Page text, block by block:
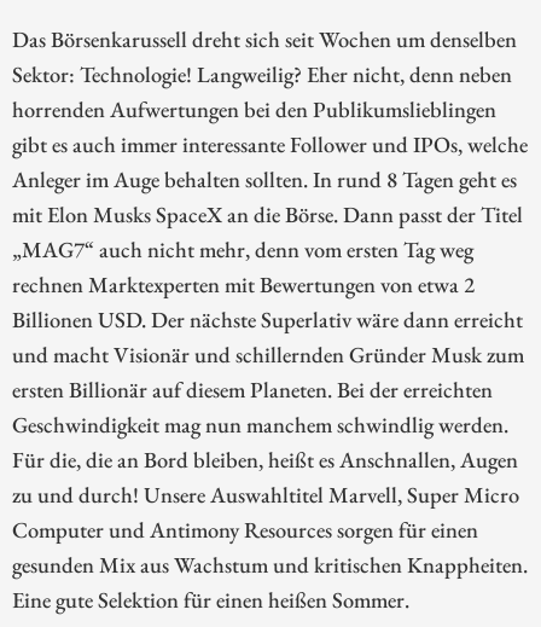
Das Börsenkarussell dreht sich seit Wochen um denselben
Sektor: Technologie! Langweilig? Eher nicht, denn neben
horrenden Aufwertungen bei den Publikumslieblingen
gibt es auch immer interessante Follower und IPOs, welche
Anleger im Auge behalten sollten. In rund 8 Tagen geht es
mit Elon Musks SpaceX an die Börse. Dann passt der Titel
„MAG7“ auch nicht mehr, denn vom ersten Tag weg
rechnen Marktexperten mit Bewertungen von etwa 2
Billionen USD. Der nächste Superlativ wäre dann erreicht
und macht Visionär und schillernden Gründer Musk zum
ersten Billionär auf diesem Planeten. Bei der erreichten
Geschwindigkeit mag nun manchem schwindlig werden.
Für die, die an Bord bleiben, heißt es Anschnallen, Augen
zu und durch! Unsere Auswahltitel Marvell, Super Micro
Computer und Antimony Resources sorgen für einen
gesunden Mix aus Wachstum und kritischen Knappheiten.
Eine gute Selektion für einen heißen Sommer.